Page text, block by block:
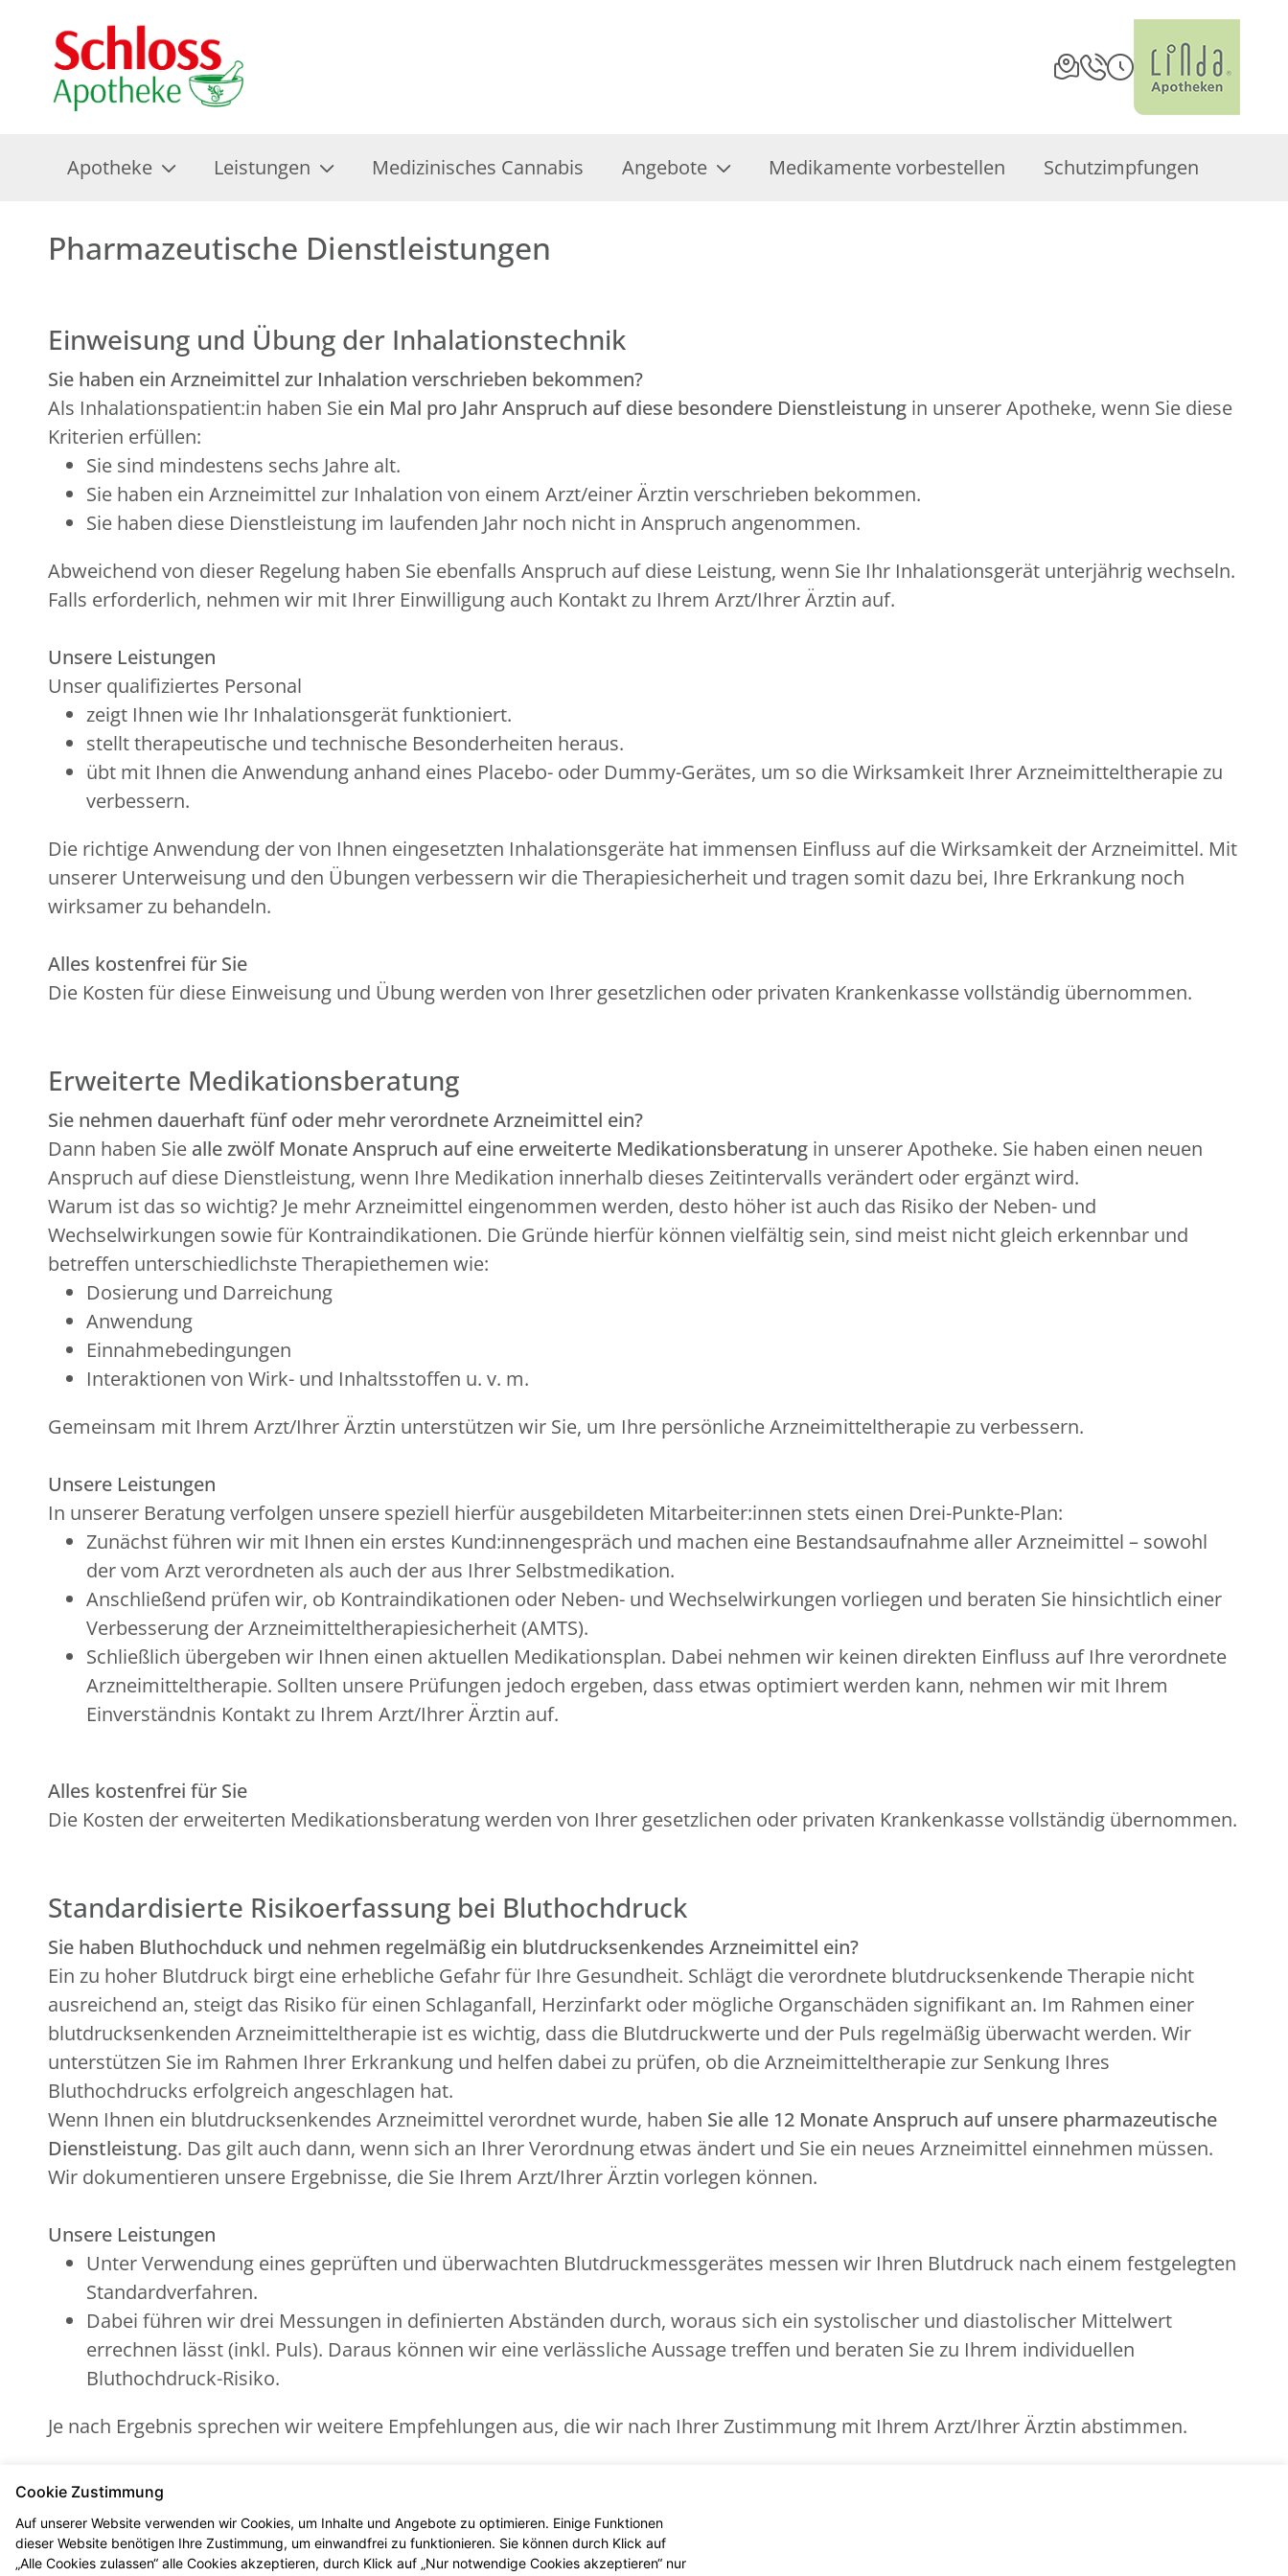
Apotheke Leistungen Medizinisches Cannabis Angebote Medikamente vorbestellen Schutzimpfungen
Pharmazeutische Dienstleistungen
Einweisung und Übung der Inhalationstechnik
Sie haben ein Arzneimittel zur Inhalation verschrieben bekommen?
Als Inhalationspatient:in haben Sie ein Mal pro Jahr Anspruch auf diese besondere Dienstleistung in unserer Apotheke, wenn Sie diese
Kriterien erfüllen:
Sie sind mindestens sechs Jahre alt.
Sie haben ein Arzneimittel zur Inhalation von einem Arzt/einer Ärztin verschrieben bekommen.
Sie haben diese Dienstleistung im laufenden Jahr noch nicht in Anspruch angenommen.
Abweichend von dieser Regelung haben Sie ebenfalls Anspruch auf diese Leistung, wenn Sie Ihr Inhalationsgerät unterjährig wechseln.
Falls erforderlich, nehmen wir mit Ihrer Einwilligung auch Kontakt zu Ihrem Arzt/Ihrer Ärztin auf.
Unsere Leistungen
Unser qualifiziertes Personal
zeigt Ihnen wie Ihr Inhalationsgerät funktioniert.
stellt therapeutische und technische Besonderheiten heraus.
übt mit Ihnen die Anwendung anhand eines Placebo- oder Dummy-Gerätes, um so die Wirksamkeit Ihrer Arzneimitteltherapie zu
verbessern.
Die richtige Anwendung der von Ihnen eingesetzten Inhalationsgeräte hat immensen Einfluss auf die Wirksamkeit der Arzneimittel. Mit
unserer Unterweisung und den Übungen verbessern wir die Therapiesicherheit und tragen somit dazu bei, Ihre Erkrankung noch
wirksamer zu behandeln.
Alles kostenfrei für Sie
Die Kosten für diese Einweisung und Übung werden von Ihrer gesetzlichen oder privaten Krankenkasse vollständig übernommen.
Erweiterte Medikationsberatung
Sie nehmen dauerhaft fünf oder mehr verordnete Arzneimittel ein?
Dann haben Sie alle zwölf Monate Anspruch auf eine erweiterte Medikationsberatung in unserer Apotheke. Sie haben einen neuen
Anspruch auf diese Dienstleistung, wenn Ihre Medikation innerhalb dieses Zeitintervalls verändert oder ergänzt wird.
Warum ist das so wichtig? Je mehr Arzneimittel eingenommen werden, desto höher ist auch das Risiko der Neben- und
Wechselwirkungen sowie für Kontraindikationen. Die Gründe hierfür können vielfältig sein, sind meist nicht gleich erkennbar und
betreffen unterschiedlichste Therapiethemen wie:
Dosierung und Darreichung
Anwendung
Einnahmebedingungen
Interaktionen von Wirk- und Inhaltsstoffen u. v. m.
Gemeinsam mit Ihrem Arzt/Ihrer Ärztin unterstützen wir Sie, um Ihre persönliche Arzneimitteltherapie zu verbessern.
Unsere Leistungen
In unserer Beratung verfolgen unsere speziell hierfür ausgebildeten Mitarbeiter:innen stets einen Drei-Punkte-Plan:
Zunächst führen wir mit Ihnen ein erstes Kund:innengespräch und machen eine Bestandsaufnahme aller Arzneimittel – sowohl
der vom Arzt verordneten als auch der aus Ihrer Selbstmedikation.
Anschließend prüfen wir, ob Kontraindikationen oder Neben- und Wechselwirkungen vorliegen und beraten Sie hinsichtlich einer
Verbesserung der Arzneimitteltherapiesicherheit (AMTS).
Schließlich übergeben wir Ihnen einen aktuellen Medikationsplan. Dabei nehmen wir keinen direkten Einfluss auf Ihre verordnete
Arzneimitteltherapie. Sollten unsere Prüfungen jedoch ergeben, dass etwas optimiert werden kann, nehmen wir mit Ihrem
Einverständnis Kontakt zu Ihrem Arzt/Ihrer Ärztin auf.
Alles kostenfrei für Sie
Die Kosten der erweiterten Medikationsberatung werden von Ihrer gesetzlichen oder privaten Krankenkasse vollständig übernommen.
Standardisierte Risikoerfassung bei Bluthochdruck
Sie haben Bluthochduck und nehmen regelmäßig ein blutdrucksenkendes Arzneimittel ein?
Ein zu hoher Blutdruck birgt eine erhebliche Gefahr für Ihre Gesundheit. Schlägt die verordnete blutdrucksenkende Therapie nicht
ausreichend an, steigt das Risiko für einen Schlaganfall, Herzinfarkt oder mögliche Organschäden signifikant an. Im Rahmen einer
blutdrucksenkenden Arzneimitteltherapie ist es wichtig, dass die Blutdruckwerte und der Puls regelmäßig überwacht werden. Wir
unterstützen Sie im Rahmen Ihrer Erkrankung und helfen dabei zu prüfen, ob die Arzneimitteltherapie zur Senkung Ihres
Bluthochdrucks erfolgreich angeschlagen hat.
Wenn Ihnen ein blutdrucksenkendes Arzneimittel verordnet wurde, haben Sie alle 12 Monate Anspruch auf unsere pharmazeutische
Dienstleistung. Das gilt auch dann, wenn sich an Ihrer Verordnung etwas ändert und Sie ein neues Arzneimittel einnehmen müssen.
Wir dokumentieren unsere Ergebnisse, die Sie Ihrem Arzt/Ihrer Ärztin vorlegen können.
Unsere Leistungen
Unter Verwendung eines geprüften und überwachten Blutdruckmessgerätes messen wir Ihren Blutdruck nach einem festgelegten
Standardverfahren.
Dabei führen wir drei Messungen in definierten Abständen durch, woraus sich ein systolischer und diastolischer Mittelwert
errechnen lässt (inkl. Puls). Daraus können wir eine verlässliche Aussage treffen und beraten Sie zu Ihrem individuellen
Bluthochdruck-Risiko.
Je nach Ergebnis sprechen wir weitere Empfehlungen aus, die wir nach Ihrer Zustimmung mit Ihrem Arzt/Ihrer Ärztin abstimmen.
Alles kostenfrei für Sie
Die Kosten der standardisierten Risikoerfassung bei Bluthochdruck werden von Ihrer gesetzlichen oder privaten Krankenkasse
vollständig übernommen.
Cookie Zustimmung
Auf unserer Website verwenden wir Cookies, um Inhalte und Angebote zu optimieren. Einige Funktionen
dieser Website benötigen Ihre Zustimmung, um einwandfrei zu funktionieren. Sie können durch Klick auf
„Alle Cookies zulassen“ alle Cookies akzeptieren, durch Klick auf „Nur notwendige Cookies akzeptieren“ nur